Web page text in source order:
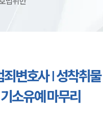
변호사 | 성착취
소유예 마무리